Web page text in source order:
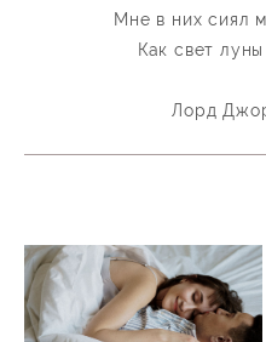
Мне в них сиял
Как свет
Лорд